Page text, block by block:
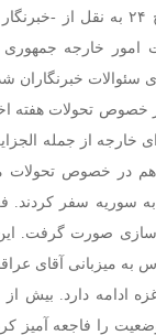
امور خارجه
سئوالات خبرنگاران
در خصوص تحولات
خارجه از جمله
هم در خصوص تحولات
به سوریه سفر
سازی صورت گرفت.
به میزبانی آقای
را فاجعه آمیز